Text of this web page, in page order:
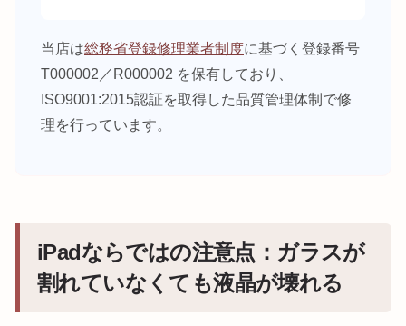
当店は総務省登録修理業者制度に基づく登録番号
T000002／R000002 を保有しており、
ISO9001:2015認証を取得した品質管理体制で修
理を行っています。
iPadならではの注意点：ガラスが
割れていなくても液晶が壊れる